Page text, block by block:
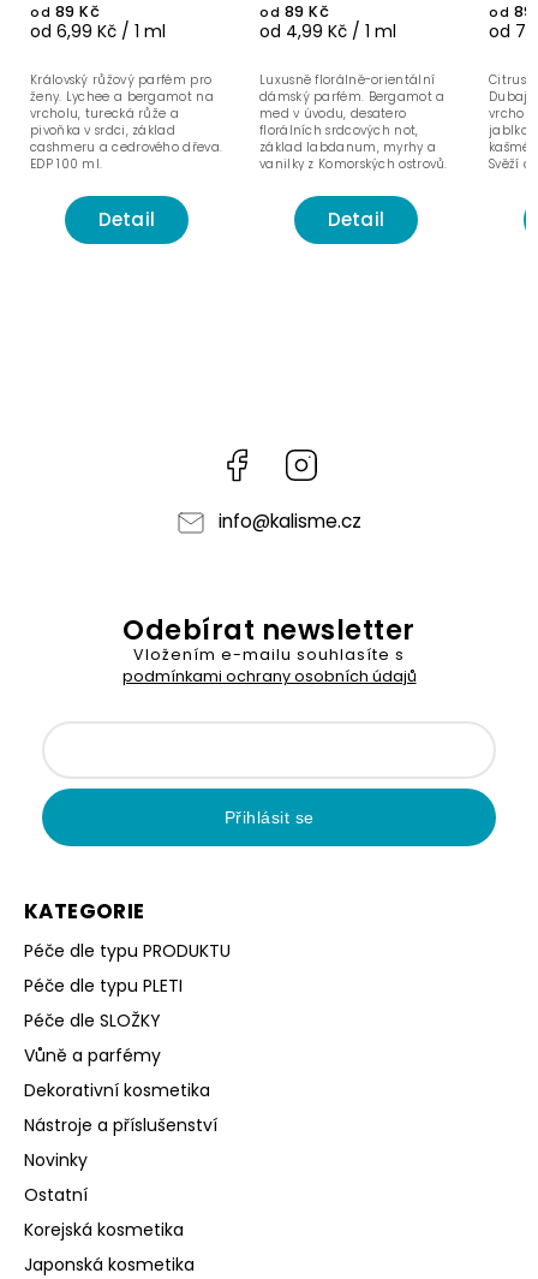
od 89 Kč
od 6,99 Kč / 1 ml
Detail
Královský růžový parfém pro
ženy. Lychee a bergamot na
vrcholu, turecká růže a
pivoňka v srdci, základ
cashmeru a cedrového dřeva.
EDP 100 ml.
od 89 Kč
od 4,99 Kč / 1 ml
Detail
Luxusně florálně-orientální
dámský parfém. Bergamot a
med v úvodu, desatero
florálních srdcových not,
základ labdanum, myrhy a
vanilky z Komorských ostrovů.
od 89
od
jablko
Svěží a
Facebook
info@kalisme.cz
KATEGORIE
Péče dle typu PRODUKTU
Péče dle typu PLETI
Péče dle SLOŽKY
Vůně a parfémy
Dekorativní kosmetika
Nástroje a příslušenství
Novinky
Ostatní
Korejská kosmetika
Japonská kosmetika
Odebírat newsletter
Vložením e-mailu souhlasíte s
podmínkami ochrany osobních údajů
Přihlásit se